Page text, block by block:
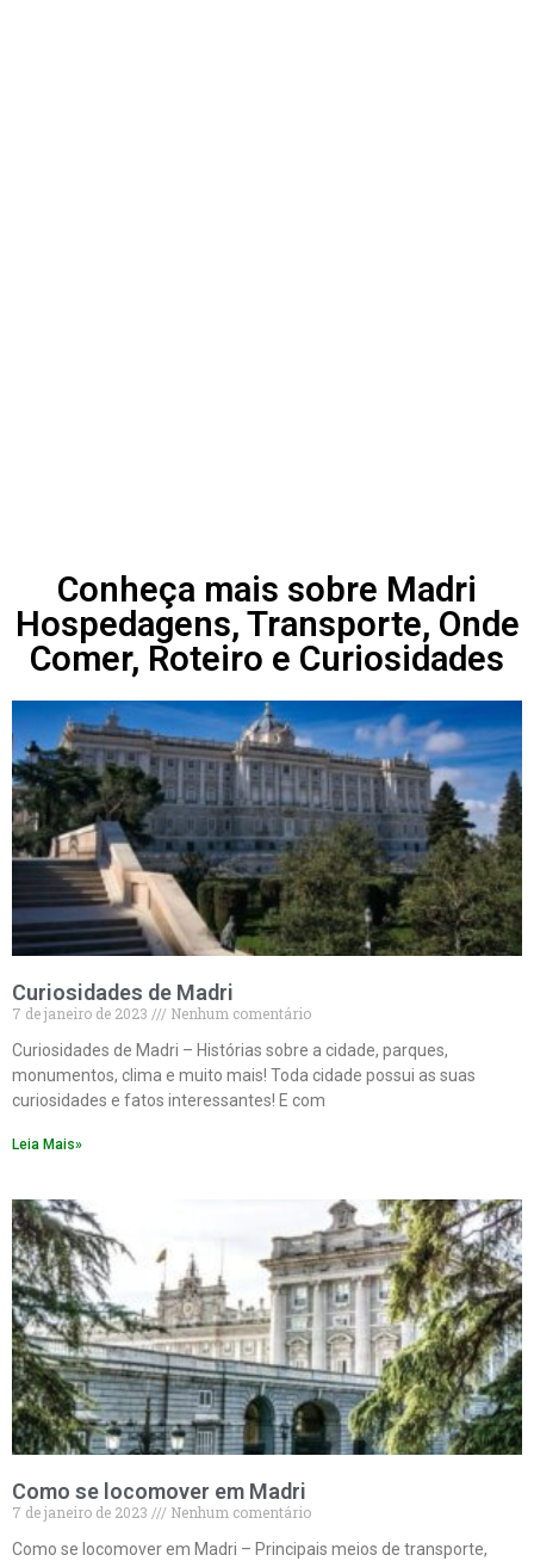
Conheça mais sobre Madri
Hospedagens, Transporte, Onde
Comer, Roteiro e Curiosidades
Curiosidades de Madri
7 de janeiro de 2023
Nenhum comentário
Curiosidades de Madri – Histórias sobre a cidade, parques,
monumentos, clima e muito mais! Toda cidade possui as suas
curiosidades e fatos interessantes! E com
Leia Mais»
Como se locomover em Madri
7 de janeiro de 2023
Nenhum comentário
Como se locomover em Madri – Principais meios de transporte,